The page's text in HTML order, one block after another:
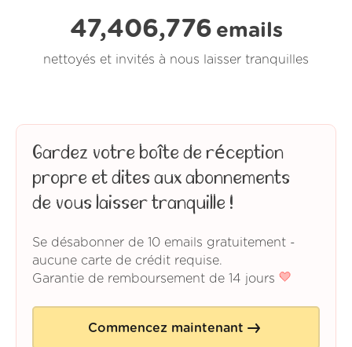
47,406,776 emails
nettoyés et invités à nous laisser tranquilles
Gardez votre boîte de réception
propre et dites aux abonnements
de vous laisser tranquille !
Se désabonner de 10 emails gratuitement -
aucune carte de crédit requise.
Garantie de remboursement de 14 jours
Commencez maintenant